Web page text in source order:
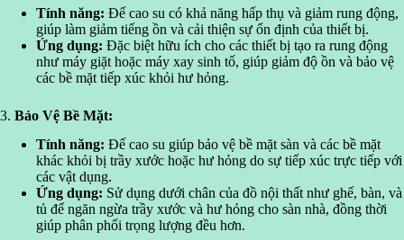
Tính năng: Đế cao su có khả năng hấp thụ và giảm rung động,
giúp làm giảm tiếng ồn và cải thiện sự ổn định của thiết bị.
Ứng dụng: Đặc biệt hữu ích cho các thiết bị tạo ra rung động
như máy giặt hoặc máy xay sinh tố, giúp giảm độ ồn và bảo vệ
các bề mặt tiếp xúc khỏi hư hỏng.
3. Bảo Vệ Bề Mặt:
Tính năng: Đế cao su giúp bảo vệ bề mặt sàn và các bề mặt
khác khỏi bị trầy xước hoặc hư hỏng do sự tiếp xúc trực tiếp với
các vật dụng.
Ứng dụng: Sử dụng dưới chân của đồ nội thất như ghế, bàn, và
tủ để ngăn ngừa trầy xước và hư hỏng cho sàn nhà, đồng thời
giúp phân phối trọng lượng đều hơn.